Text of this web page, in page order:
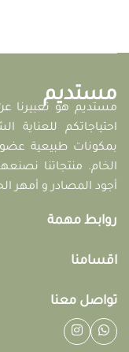
مستديم
مستديم هو تعبيرنا
احتياجاتكم للعناية
بمكونات طبيعية
الخام. منتجاتنا
أجود المصادر و أمهر
روابط مهمة
اقسامنا
تواصل معنا